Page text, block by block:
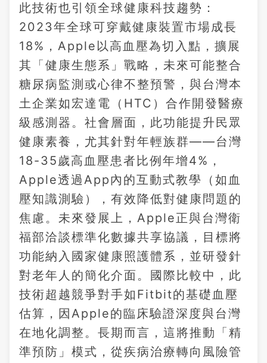
此技術也引領全球健康科技趨勢：
2023年全球可穿戴健康裝置市場成長
18%，Apple以高血壓為切入點，擴展
其「健康生態系」戰略，未來可能整合
糖尿病監測或心律不整預警，與台灣本
土企業如宏達電（HTC）合作開發醫療
級感測器。社會層面，此功能提升民眾
健康素養，尤其針對年輕族群——台灣
18-35歲高血壓患者比例年增4%，
Apple透過App內的互動式教學（如血
壓知識測驗），有效降低對健康問題的
焦慮。未來發展上，Apple正與台灣衛
福部洽談標準化數據共享協議，目標將
功能納入國家健康照護體系，並研發針
對老年人的簡化介面。國際比較中，此
技術超越競爭對手如Fitbit的基礎血壓
估算，因Apple的臨床驗證深度與台灣
在地化調整。長期而言，這將推動「精
準預防」模式，從疾病治療轉向風險管